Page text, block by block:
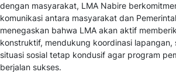
dengan masyarakat, LMA Nabire
komunikasi antara masyarakat dan
menegaskan bahwa LMA akan aktif
konstruktif, mendukung koordinasi lapangan,
situasi sosial tetap kondusif agar program
berjalan sukses.